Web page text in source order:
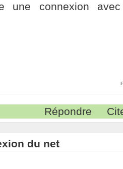
une connexion
Répondre
du net